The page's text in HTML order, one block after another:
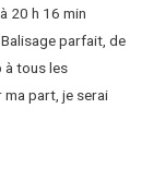
à 20 h 16 min
parfait, de
à tous les
part, je serai